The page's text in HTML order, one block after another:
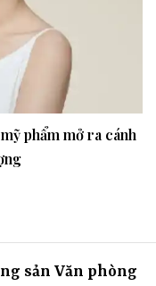
phẩm mở ra cánh
sản Văn phòng